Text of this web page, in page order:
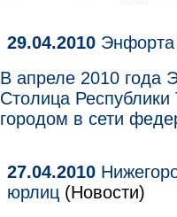
29.04.2010
В апреле 2010 года
Столица
городом в сети
27.04.2010
юрлиц (Новости)